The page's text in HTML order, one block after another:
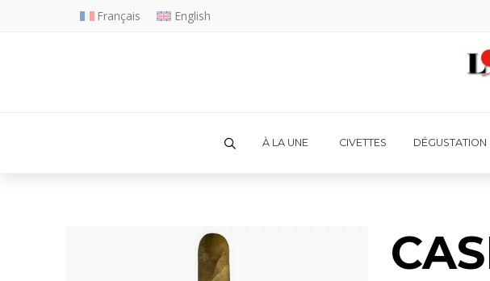
Français English
À LA UNE CIVETTES DÉGUSTATION